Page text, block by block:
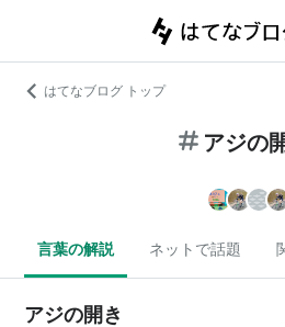
はてなブログ トップ
アジの
言葉の解説 ネットで話題
アジの開き